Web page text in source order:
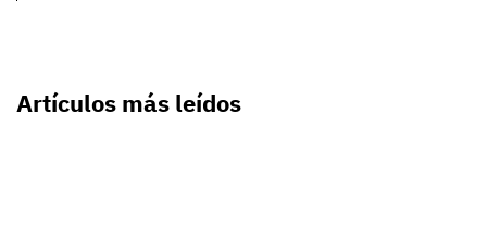
Artículos más leídos